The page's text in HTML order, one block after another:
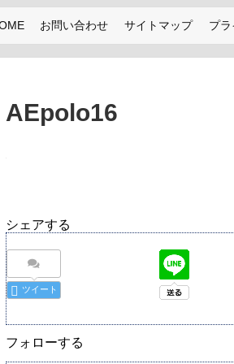
お問い合わせ サイトマップ プ
AEpolo16
シェアする
ツイート
フォローする